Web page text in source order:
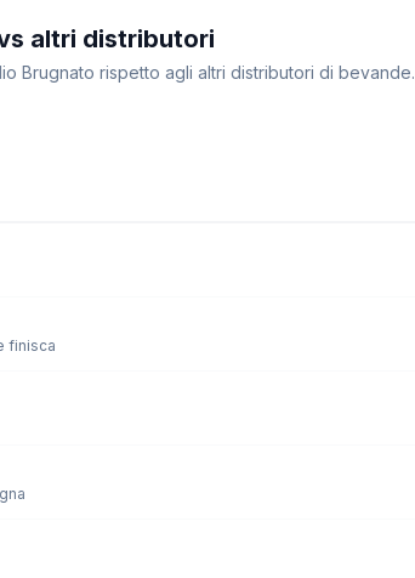
altri distributori
Brugnato rispetto agli altri distributori di bevande.
finisca